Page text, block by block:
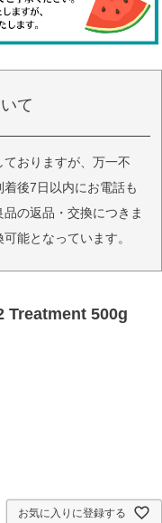
て
おりますが、万一不
後7日以内にお電話も
の返品・交換につきま
能となっています。
Treatment 500g
お気に入りに登録する